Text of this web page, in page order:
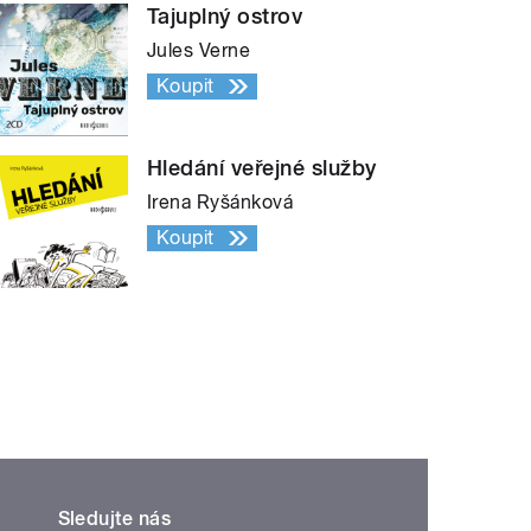
Tajuplný ostrov
Jules Verne
Koupit
Hledání veřejné služby
Irena Ryšánková
Koupit
Sledujte nás